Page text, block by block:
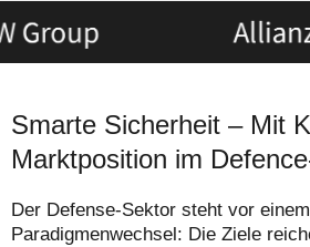
Smarte Sicherheit – Mit
Marktposition im
Der Defense-Sektor steht vor einem
Paradigmenwechsel: Die Ziele